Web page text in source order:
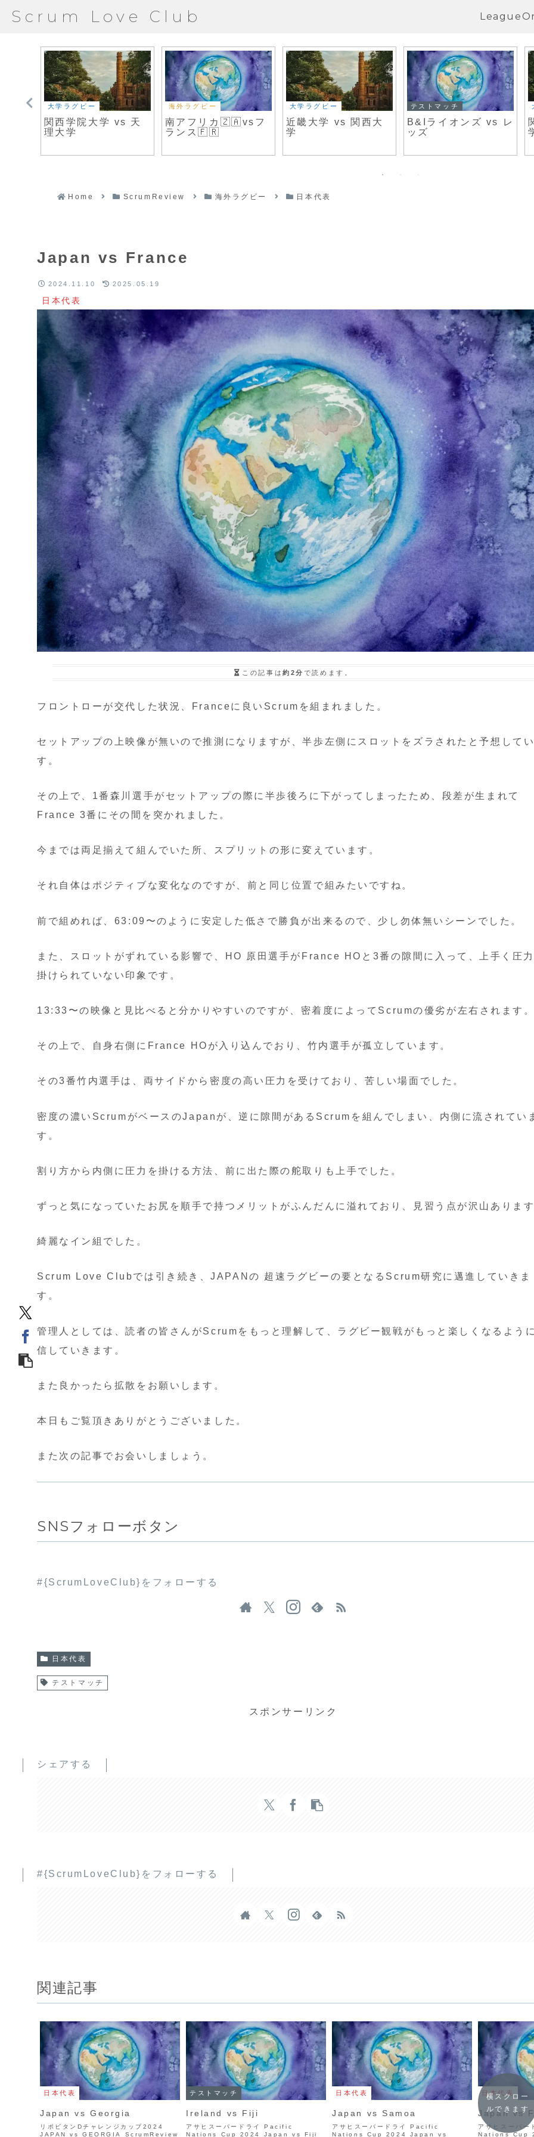
Scrum Love Club
大学ラグビー
関西学院大学 vs 天
理大学
海外ラグビー
南アフリカ🇿🇦vsフ
ランス🇫🇷
大学ラグビー
近畿大学 vs 関西大
学
テストマッチ
B&Iライオンズ vs レ
ッズ
Home ScrumReview 海外ラグビー 日本代表
Japan vs France
日本代表
2024.11.10 2025.05.19
この記事は約2分 で読めます。
フロントローが交代した状況、Franceに良いScrumを組まれました。
セットアップの上映像が無いので推測になりますが、半歩左側にスロットをズラされたと予想してい
す。
その上で、1番森川選手がセットアップの際に半歩後ろに下がってしまったため、段差が生まれて
France 3番にその間を突かれました。
今までは両足揃えて組んでいた所、スプリットの形に変えています。
それ自体はポジティブな変化なのですが、前と同じ位置で組みたいですね。
前で組めれば、63:09〜のように安定した低さで勝負が出来るので、少し勿体無いシーンでした。
また、スロットがずれている影響で、HO 原田選手がFrance HOと3番の隙間に入って、上手く圧力
掛けられていない印象です。
13:33〜の映像と見比べると分かりやすいのですが、密着度によってScrumの優劣が左右されます。
その上で、自身右側にFrance HOが入り込んでおり、竹内選手が孤立しています。
その3番竹内選手は、両サイドから密度の高い圧力を受けており、苦しい場面でした。
密度の濃いScrumがベースのJapanが、逆に隙間があるScrumを組んでしまい、内側に流されてい
す。
割り方から内側に圧力を掛ける方法、前に出た際の舵取りも上手でした。
ずっと気になっていたお尻を順手で持つメリットがふんだんに溢れており、見習う点が沢山あります
綺麗なイン組でした。
Scrum Love Clubでは引き続き、JAPANの 超速ラグビーの要となるScrum研究に邁進していきま
す。
管理人としては、読者の皆さんがScrumをもっと理解して、ラグビー観戦がもっと楽しくなるよう
信していきます。
また良かったら拡散をお願いします。
本日もご覧頂きありがとうございました。
また次の記事でお会いしましょう。
SNSフォローボタン
#{ScrumLoveClub}をフォローする
日本代表
テストマッチ
スポンサーリンク
シェアする
#{ScrumLoveClub}をフォローする
関連記事
日本代表
Japan vs Georgia
リポビタンDチャレンジカップ2024
JAPAN vs GEORGIA ScrumReview
テストマッチ
Ireland vs Fiji
アサヒスーパードライ Pacific
Nations Cup 2024 Japan vs Fiji
日本代表
Japan vs Samoa
アサヒスーパードライ Pacific
Nations Cup 2024 Japan vs
日本代表
Japan vs
アサヒスーパ
Nations Cup
横スクロー
ルできます